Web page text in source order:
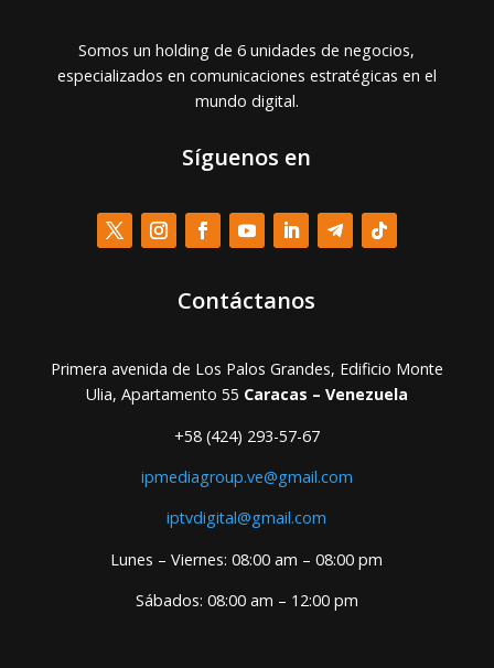
Somos un holding de 6 unidades de negocios,
especializados en comunicaciones estratégicas en el
mundo digital.
Síguenos en
Contáctanos
Primera avenida de Los Palos Grandes, Edificio Monte
Ulia, Apartamento 55 Caracas – Venezuela
+58 (424) 293-57-67
ipmediagroup.ve@gmail.com
iptvdigital@gmail.com
Lunes – Viernes: 08:00 am – 08:00 pm
Sábados: 08:00 am – 12:00 pm